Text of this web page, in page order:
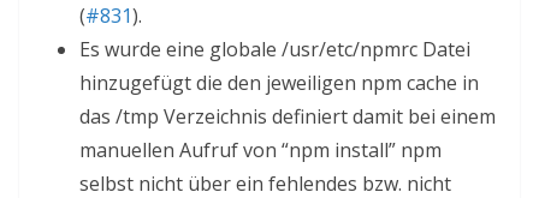
(#831).
Es wurde eine globale /usr/etc/npmrc Datei
hinzugefügt die den jeweiligen npm cache in
das /tmp Verzeichnis definiert damit bei einem
manuellen Aufruf von “npm install” npm
selbst nicht über ein fehlendes bzw. nicht